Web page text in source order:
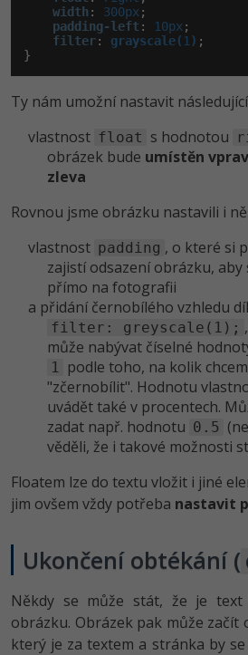
width : 300px ;
padding-left : 10px ;
filter: grayscale( 1 ) ;
}
Ty nám umožní nastavit
vlastnost float s hodnotou
obrázek bude umístěn
zleva
Rovnou jsme obrázku nastavili i
vlastnost padding , o které si
zajistí odsazení obrázku,
přímo na fotografii
a přidání černobílého vzhledu
filter: greyscale(1);
může nabývat číselné
1 podle toho, na kolik
"zčernobílit". Hodnotu
uvádět také v procentech.
zadat např. hodnotu 0.5
věděli, že i takové možnosti
Floatem lze do textu vložit i jiné
jim ovšem vždy potřeba nastavit
Ukončení obtékání (
Někdy se může stát, že je
obrázku. Obrázek pak může začít
který je za textem a stránka by